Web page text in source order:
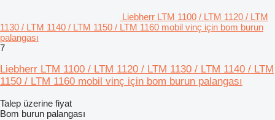
Liebherr LTM 1100 / LTM 1120 / LTM
1130 / LTM 1140 / LTM 1150 / LTM 1160 mobil vinç için bom burun
palangası
7
Liebherr LTM 1100 / LTM 1120 / LTM 1130 / LTM 1140 / LTM
1150 / LTM 1160 mobil vinç için bom burun palangası
Talep üzerine fiyat
Bom burun palangası